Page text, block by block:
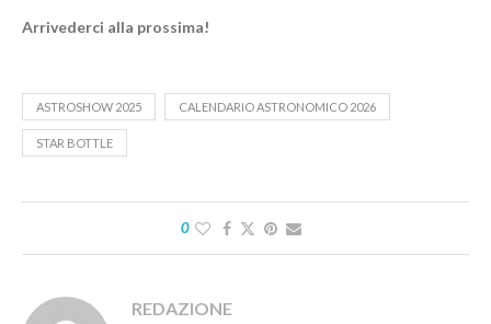
Arrivederci alla prossima!
ASTROSHOW 2025 CALENDARIO ASTRONOMICO 2026
STAR BOTTLE
0
REDAZIONE